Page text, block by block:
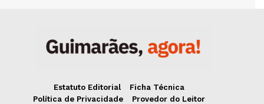
Estatuto Editorial
Ficha Técnica
Política de Privacidade
Provedor do Leitor